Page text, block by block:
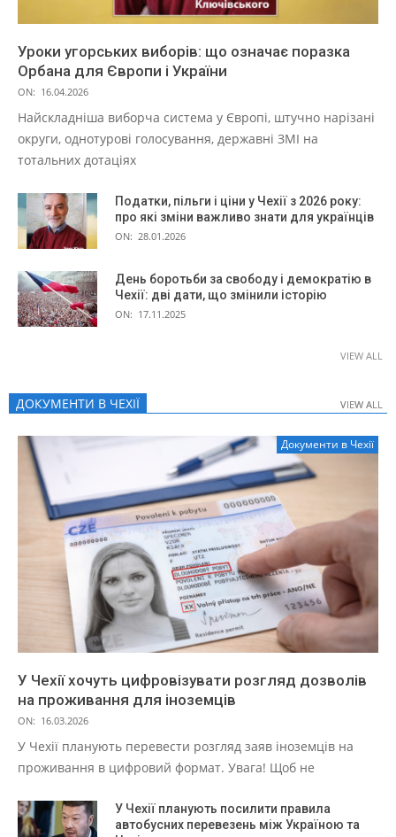
Уроки угорських виборів: що означає поразка
Орбана для Європи і України
ON: 16.04.2026
Найскладніша виборча система у Європі, штучно нарізані
округи, однотурові голосування, державні ЗМІ на
тотальних дотаціях
Податки, пільги і ціни у Чехії з 2026 року:
про які зміни важливо знати для українців
ON: 28.01.2026
День боротьби за свободу і демократію в
Чехії: дві дати, що змінили історію
ON: 17.11.2025
VIEW ALL
ДОКУМЕНТИ В ЧЕХІЇ VIEW ALL
Документи в Чехії
У Чехії хочуть цифровізувати розгляд дозволів
на проживання для іноземців
ON: 16.03.2026
У Чехії планують перевести розгляд заяв іноземців на
проживання в цифровий формат. Увага! Щоб не
У Чехії планують посилити правила
автобусних перевезень між Україною та
VIEW ALL